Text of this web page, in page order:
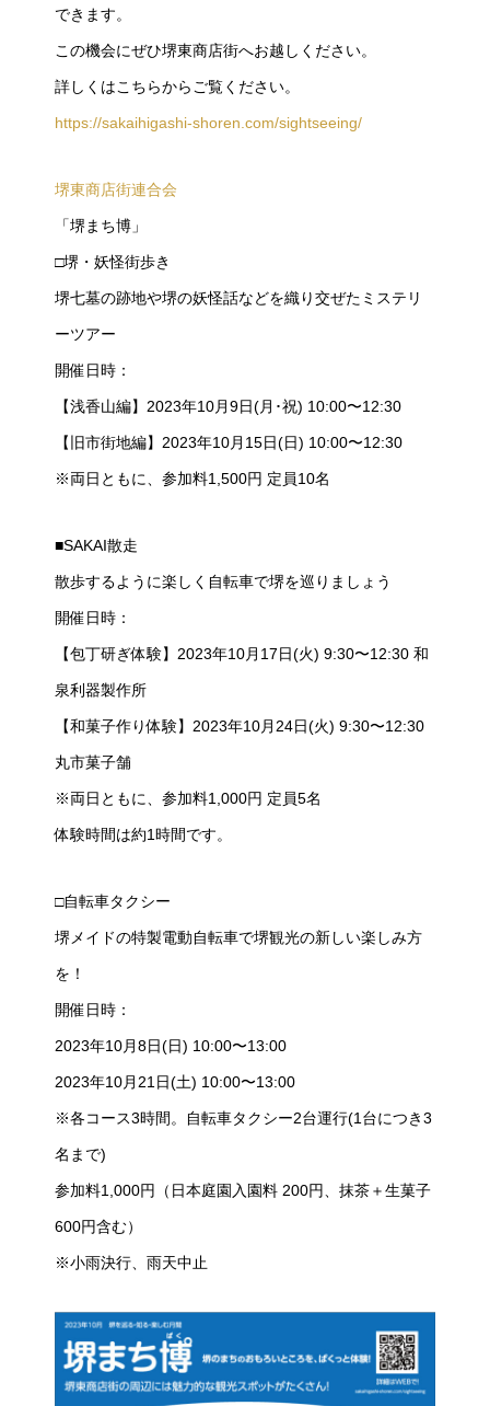
できます。
この機会にぜひ堺東商店街へお越しください。
詳しくはこちらからご覧ください。
https://sakaihigashi-shoren.com/sightseeing/
堺東商店街連合会
「堺まち博」
□堺・妖怪街歩き
堺七墓の跡地や堺の妖怪話などを織り交ぜたミステリ
ーツアー
開催日時：
【浅香山編】2023年10月9日(月･祝) 10:00〜12:30
【旧市街地編】2023年10月15日(日) 10:00〜12:30
※両日ともに、参加料1,500円 定員10名
■SAKAI散走
散歩するように楽しく自転車で堺を巡りましょう
開催日時：
【包丁研ぎ体験】2023年10月17日(火) 9:30〜12:30 和
泉利器製作所
【和菓子作り体験】2023年10月24日(火) 9:30〜12:30
丸市菓子舗
※両日ともに、参加料1,000円 定員5名
体験時間は約1時間です。
□自転車タクシー
堺メイドの特製電動自転車で堺観光の新しい楽しみ方
を！
開催日時：
2023年10月8日(日) 10:00〜13:00
2023年10月21日(土) 10:00〜13:00
※各コース3時間。自転車タクシー2台運行(1台につき3
名まで)
参加料1,000円（日本庭園入園料 200円、抹茶＋生菓子
600円含む）
※小雨決行、雨天中止